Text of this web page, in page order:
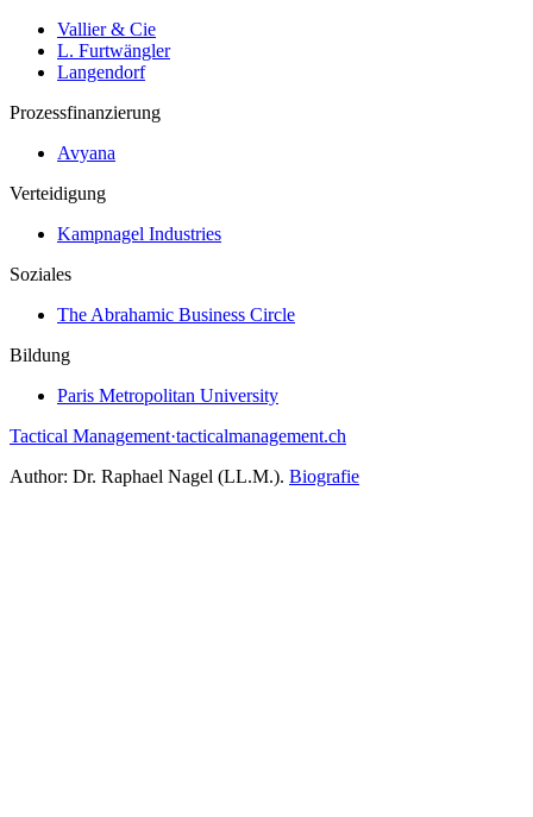
Vallier & Cie
L. Furtwängler
Langendorf
Prozessfinanzierung
Avyana
Verteidigung
Kampnagel Industries
Soziales
The Abrahamic Business Circle
Bildung
Paris Metropolitan University
Tactical Management·tacticalmanagement.ch
Author: Dr. Raphael Nagel (LL.M.). Biografie